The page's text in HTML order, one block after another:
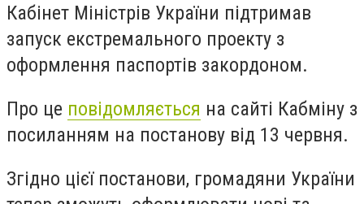
Кабінет Міністрів України підтримав
запуск екстремального проекту з
оформлення паспортів закордоном.
Про це повідомляється на сайті Кабміну з
посиланням на постанову від 13 червня.
Згідно цієї постанови, громадяни України